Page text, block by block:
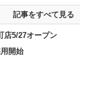
記事をすべて見る
店5/27オープン
開始